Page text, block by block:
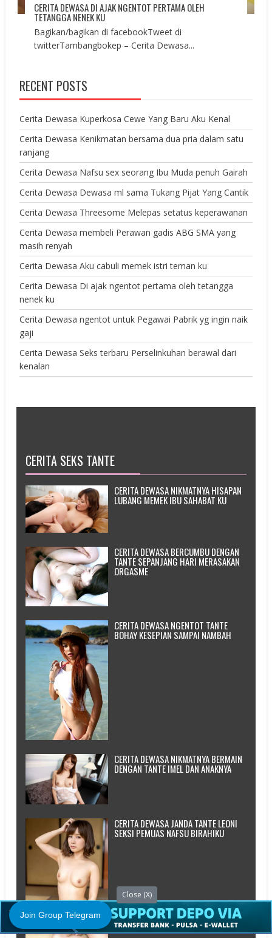
CERITA DEWASA DI AJAK NGENTOT PERTAMA OLEH
TETANGGA NENEK KU
Bagikan/bagikan di facebookTweet di
twitterTambangbokep – Cerita Dewasa...
RECENT POSTS
Cerita Dewasa Kuperkosa Cewe Yang Baru Aku Kenal
Cerita Dewasa Kenikmatan bersama dua pria dalam satu
ranjang
Cerita Dewasa Nafsu sex seorang Ibu Muda penuh Gairah
Cerita Dewasa Dewasa ml sama Tukang Pijat Yang Cantik
Cerita Dewasa Threesome Melepas setatus keperawanan
Cerita Dewasa membeli Perawan gadis ABG SMA yang
masih renyah
Cerita Dewasa Aku cabuli memek istri teman ku
Cerita Dewasa Di ajak ngentot pertama oleh tetangga
nenek ku
Cerita Dewasa ngentot untuk Pegawai Pabrik yg ingin naik
gaji
Cerita Dewasa Seks terbaru Perselinkuhan berawal dari
kenalan
CERITA SEKS TANTE
CERITA DEWASA NIKMATNYA HISAPAN
LUBANG MEMEK IBU SAHABAT KU
CERITA DEWASA BERCUMBU DENGAN
TANTE SEPANJANG HARI MERASAKAN
ORGASME
CERITA DEWASA NGENTOT TANTE
BOHAY KESEPIAN SAMPAI NAMBAH
CERITA DEWASA NIKMATNYA BERMAIN
DENGAN TANTE IMEL DAN ANAKNYA
CERITA DEWASA JANDA TANTE LEONI
SEKSI PEMUAS NAFSU BIRAHIKU
Close (X)
Join Group Telegram